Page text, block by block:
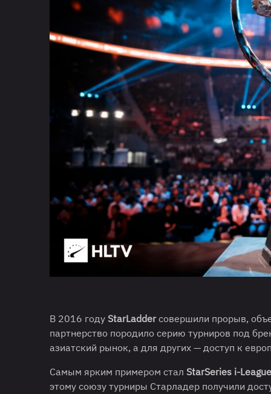
В 2016 году StarLadderсовершили прорыв,
партнерство породило серию турниров под
азиатский рынок, а для других — доступ к
Самым ярким примером стал StarSeries i-
этому союзу турниры Старладер получили